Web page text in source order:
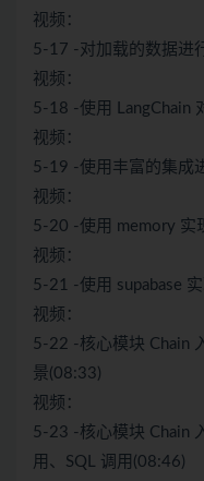
视频：
5-17 -对加载的数据进
视频：
5-18 -使用 LangChain
视频：
5-19 -使用丰富的集成
视频：
5-20 -使用 memory 实
视频：
5-21 -使用 supabase
视频：
5-22 -核心模块 Chain
景(08:33)
视频：
5-23 -核心模块 Chain
用、SQL 调用(08:46)